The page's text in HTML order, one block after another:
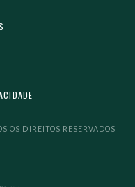
OS DIREITOS RESERVADOS